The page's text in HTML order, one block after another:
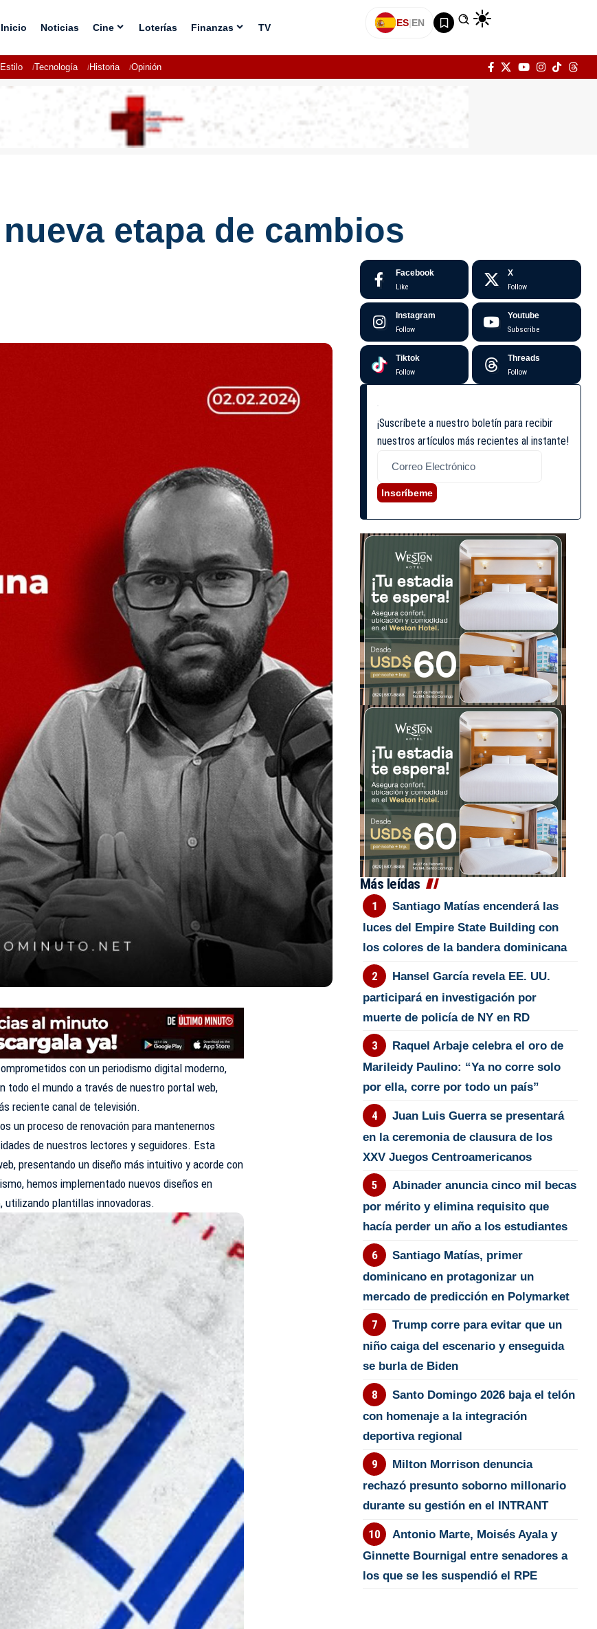
Inicio Noticias Cine Loterías Finanzas TV ES|EN
Estilo Tecnología Historia Opinión
etapa de cambios
con un periodismo digital moderno,
todo el mundo a través de nuestro portal web,
reciente canal de televisión.
un proceso de renovación para mantenernos
de nuestros lectores y seguidores. Esta
presentando un diseño más intuitivo y acorde con
hemos implementado nuevos diseños en
plantillas innovadoras.
Facebook
Like
X
Follow
Instagram
Follow
Youtube
Subscribe
Tiktok
Follow
Threads
Follow
¡Suscríbete a nuestro boletín para recibir
nuestros artículos más recientes al instante!
Inscríbeme
Más leídas
Santiago Matías encenderá las
luces del Empire State Building con
los colores de la bandera dominicana
Hansel García revela EE. UU.
participará en investigación por
muerte de policía de NY en RD
Raquel Arbaje celebra el oro de
Marileidy Paulino: “Ya no corre solo
por ella, corre por todo un país”
Juan Luis Guerra se presentará
en la ceremonia de clausura de los
XXV Juegos Centroamericanos
Abinader anuncia cinco mil becas
por mérito y elimina requisito que
hacía perder un año a los estudiantes
Santiago Matías, primer
dominicano en protagonizar un
mercado de predicción en Polymarket
Trump corre para evitar que un
niño caiga del escenario y enseguida
se burla de Biden
Santo Domingo 2026 baja el telón
con homenaje a la integración
deportiva regional
Milton Morrison denuncia
rechazó presunto soborno millonario
durante su gestión en el INTRANT
Antonio Marte, Moisés Ayala y
Ginnette Bournigal entre senadores a
los que se les suspendió el RPE